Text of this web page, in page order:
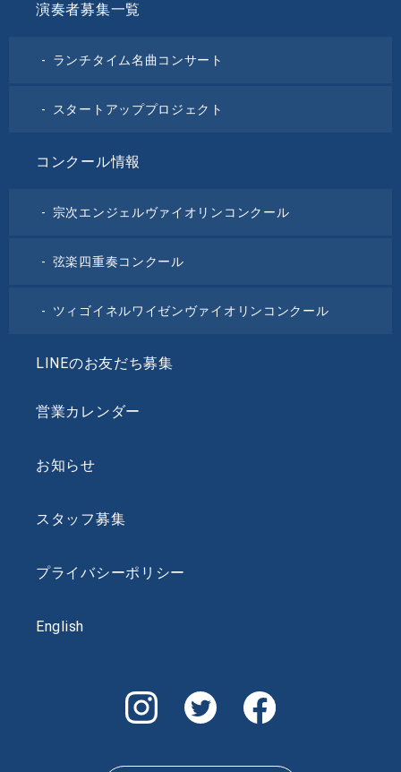
演奏者募集一覧
ランチタイム名曲コンサート
スタートアッププロジェクト
コンクール情報
宗次エンジェルヴァイオリンコンクール
弦楽四重奏コンクール
ツィゴイネルワイゼンヴァイオリンコンクール
LINEのお友だち募集
営業カレンダー
お知らせ
スタッフ募集
プライバシーポリシー
English